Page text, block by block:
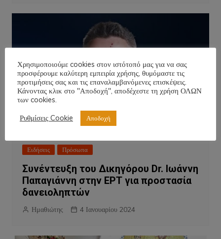
Ειδήσεις Πρόσωπα
Συνέντευξη του Δικηγόρου Dr. Ιωάννη
Παπαγιάννη στην ΕΡΤ για προστασία
δανειοληπτών
Ημαθιώτης 4 Ιανουαρίου 2024
Χρησιμοποιούμε cookies στον ιστότοπό μας για να σας
προσφέρουμε καλύτερη εμπειρία χρήσης, θυμόμαστε τις
προτιμήσεις σας και τις επαναλαμβανόμενες επισκέψεις.
Κάνοντας κλικ στο "Αποδοχή", αποδέχεστε τη χρήση ΟΛΩΝ
των cookies.
Ρυθμίσεις Cookie
Αποδοχή